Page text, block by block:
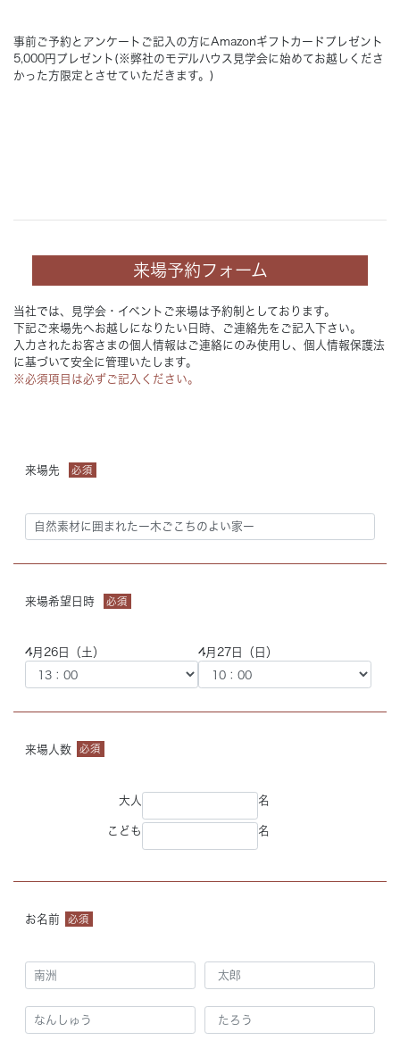
事前ご予約とアンケートご記入の方にAmazonギフトカードプレゼント
5,000円プレゼント(※弊社のモデルハウス見学会に始めてお越しくださ
かった方限定とさせていただきます。)
来場予約フォーム
当社では、見学会・イベントご来場は予約制としております。
下記ご来場先へお越しになりたい日時、ご連絡先をご記入下さい。
入力されたお客さまの個人情報はご連絡にのみ使用し、個人情報保護法
に基づいて安全に管理いたします。
※必須項目は必ずご記入ください。
来場先 必須
来場希望日時 必須
4月26日（土） 4月27日（日）
来場人数 必須
大人 名
こども 名
お名前 必須